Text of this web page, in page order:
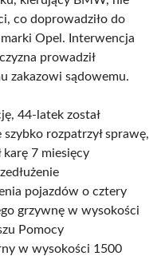
co doprowadziło do
Opel. Interwencja
prowadził
zakazowi sądowemu.
44-latek został
rozpatrzył sprawę,
7 miesięcy
pojazdów o cztery
grzywnę w wysokości
Pomocy
w wysokości 1500